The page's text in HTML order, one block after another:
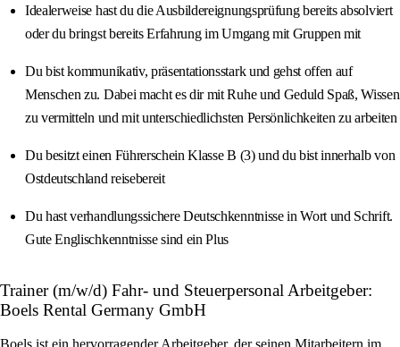
Idealerweise hast du die Ausbildereignungsprüfung bereits absolviert
oder du bringst bereits Erfahrung im Umgang mit Gruppen mit
Du bist kommunikativ, präsentationsstark und gehst offen auf
Menschen zu. Dabei macht es dir mit Ruhe und Geduld Spaß, Wissen
zu vermitteln und mit unterschiedlichsten Persönlichkeiten zu arbeiten
Du besitzt einen Führerschein Klasse B (3) und du bist innerhalb von
Ostdeutschland reisebereit
Du hast verhandlungssichere Deutschkenntnisse in Wort und Schrift.
Gute Englischkenntnisse sind ein Plus
Trainer (m/w/d) Fahr- und Steuerpersonal Arbeitgeber:
Boels Rental Germany GmbH